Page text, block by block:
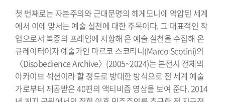
첫 번째로는 자본주의와 근대문명의 헤게모니에 억압된 세계
에서 이에 맞서는 예술 실천에 대한 주목이다. 그 대표적인 작
업으로서 복종의 프레임에 저항해 온 예술 실천을 수집해 온
큐레이터이자 예술가인 마르코 스코티니(Marco Scotini)의
〈Disobedience Archive〉(2005~2024)는 본전시 전체의
아카이브 섹션이라 할 정도로 방대한 방식으로 전 세계 예술
가로부터 제공받은 40편의 액티비즘 영상을 보여 준다. 2014